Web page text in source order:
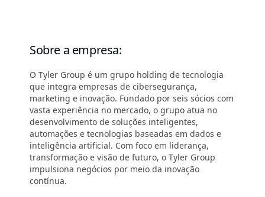
Sobre a empresa:
O Tyler Group é um grupo holding de tecnologia
que integra empresas de cibersegurança,
marketing e inovação. Fundado por seis sócios com
vasta experiência no mercado, o grupo atua no
desenvolvimento de soluções inteligentes,
automações e tecnologias baseadas em dados e
inteligência artificial. Com foco em liderança,
transformação e visão de futuro, o Tyler Group
impulsiona negócios por meio da inovação
contínua.